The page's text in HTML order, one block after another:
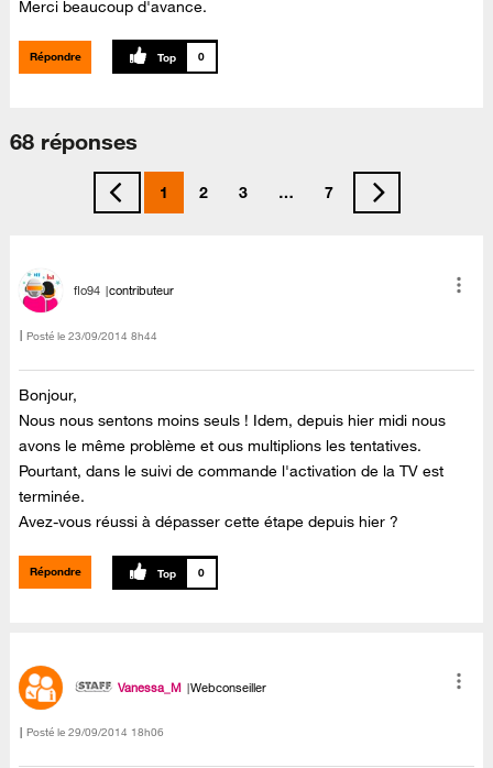
Merci beaucoup d'avance.
Répondre 0
68 réponses
1 2 3 … 7
flo94 contributeur
Posté le ‎23/09/2014 8h44
Bonjour,
Nous nous sentons moins seuls ! Idem, depuis hier midi nous
avons le même problème et ous multiplions les tentatives.
Pourtant, dans le suivi de commande l'activation de la TV est
terminée.
Avez-vous réussi à dépasser cette étape depuis hier ?
Répondre 0
Vanessa_M Webconseiller
Posté le ‎29/09/2014 18h06